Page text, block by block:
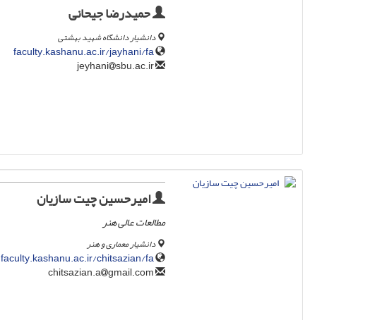
حمیدرضا جیحانی
دانشیار دانشگاه شهید بهشتی
faculty.kashanu.ac.ir/jayhani/fa
sbu.ac.ir
امیرحسین چیت سازیان
مطالعات عالی هنر
دانشیار معماری و هنر
faculty.kashanu.ac.ir/chitsazian/fa
gmail.com